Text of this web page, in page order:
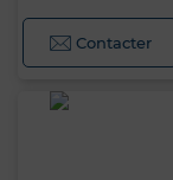
Contacter